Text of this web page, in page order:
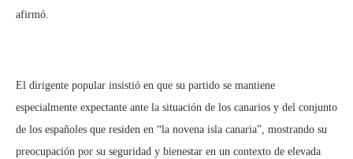
afirmó.
El dirigente popular insistió en que su partido se mantiene
especialmente expectante ante la situación de los canarios y del conjunto
de los españoles que residen en “la novena isla canaria”, mostrando su
preocupación por su seguridad y bienestar en un contexto de elevada